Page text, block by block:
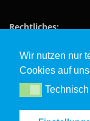
Rechtliches:
Impressum
Wir nutzen nur
Cookies auf
Technisch